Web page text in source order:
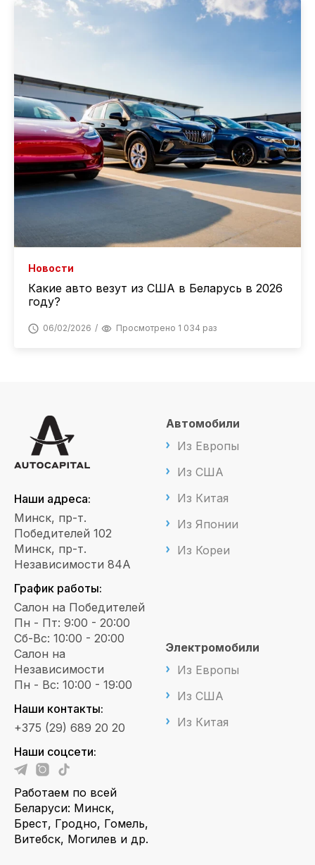
Новости
Какие авто везут из США в Беларусь в 2026
году?
06/02/2026 Просмотрено 1 034 раз
Наши адреса:
Минск, пр-т.
Победителей 102
Минск, пр-т.
Независимости 84А
График работы:
Салон на Победителей
Пн - Пт: 9:00 - 20:00
Сб-Вс: 10:00 - 20:00
Салон на
Независимости
Пн - Вс: 10:00 - 19:00
Наши контакты:
+375 (29) 689 20 20
Наши соцсети:
Работаем по всей
Беларуси: Минск,
Брест, Гродно, Гомель,
Витебск, Могилев и др.
Автомобили
Из Европы
Из США
Из Китая
Из Японии
Из Кореи
Электромобили
Из Европы
Из США
Из Китая